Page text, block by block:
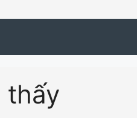
thấy